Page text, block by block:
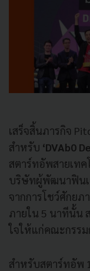
เสร็จสิ้นภารกิจ
สำหรับ ‘DVAb0
สตาร์ทอัพสายเทค
บริษัทผู้พัฒนาฟินเ
จากการโชว์ศักยภ
ภายใน 5 นาทีนั้น
ใจให้แก่คณะกรรม
สำหรับสตาร์ทอัพ